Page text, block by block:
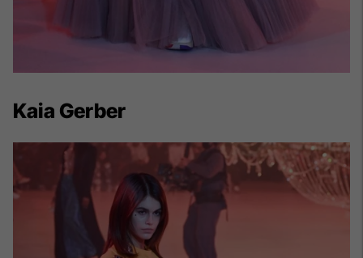
Kaia Gerber